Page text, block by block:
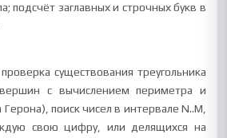
подсчёт заглавных и строчных букв в
существования треугольника
с вычислением периметра и
поиск чисел в интервале N..M,
свою цифру, или делящихся на